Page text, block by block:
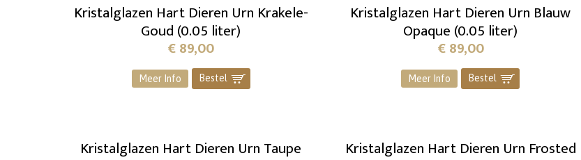
Kristalglazen Hart Dieren Urn Krakele-
Goud (0.05 liter)
€89,00
Meer Info Bestel ]
Kristalglazen Hart Dieren Urn Blauw
Opaque (0.05 liter)
€89,00
Meer Info Bestel ]
Kristalglazen Hart Dieren Urn Taupe Kristalglazen Hart Dieren Urn Frosted